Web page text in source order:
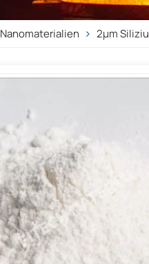
Nanomaterialien 2µm